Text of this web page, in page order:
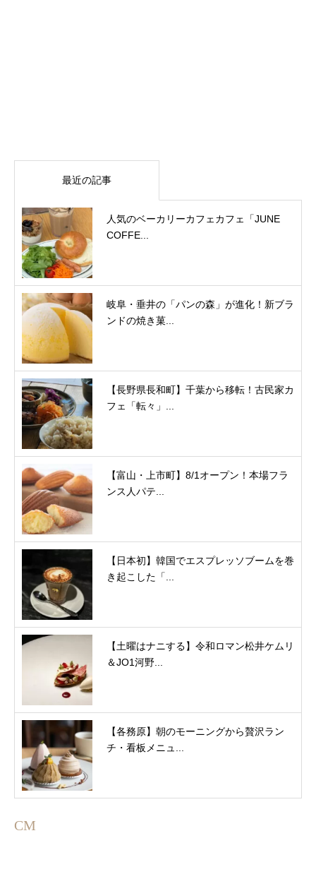
最近の記事
人気のベーカリーカフェカフェ「JUNE
COFFE...
岐阜・垂井の「パンの森」が進化！新ブラ
ンドの焼き菓...
【長野県長和町】千葉から移転！古民家カ
フェ「転々」...
【富山・上市町】8/1オープン！本場フラ
ンス人パテ...
【日本初】韓国でエスプレッソブームを巻
き起こした「...
【土曜はナニする】令和ロマン松井ケムリ
＆JO1河野...
【各務原】朝のモーニングから贅沢ラン
チ・看板メニュ...
CM